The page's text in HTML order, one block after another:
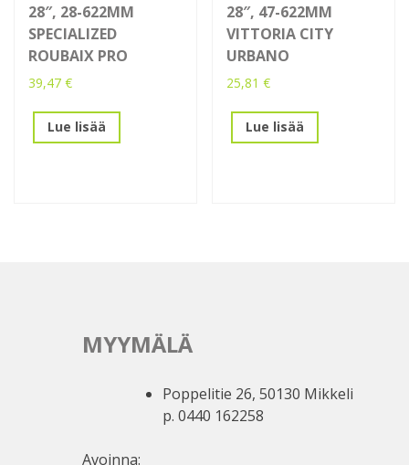
28″, 28-622MM
SPECIALIZED
ROUBAIX PRO
39,47 €
Lue lisää
28″, 47-622MM
VITTORIA CITY
URBANO
25,81€
Lue lisää
MYYMÄLÄ
Poppelitie 26, 50130 Mikkeli
p. 0440 162258
Avoinna: